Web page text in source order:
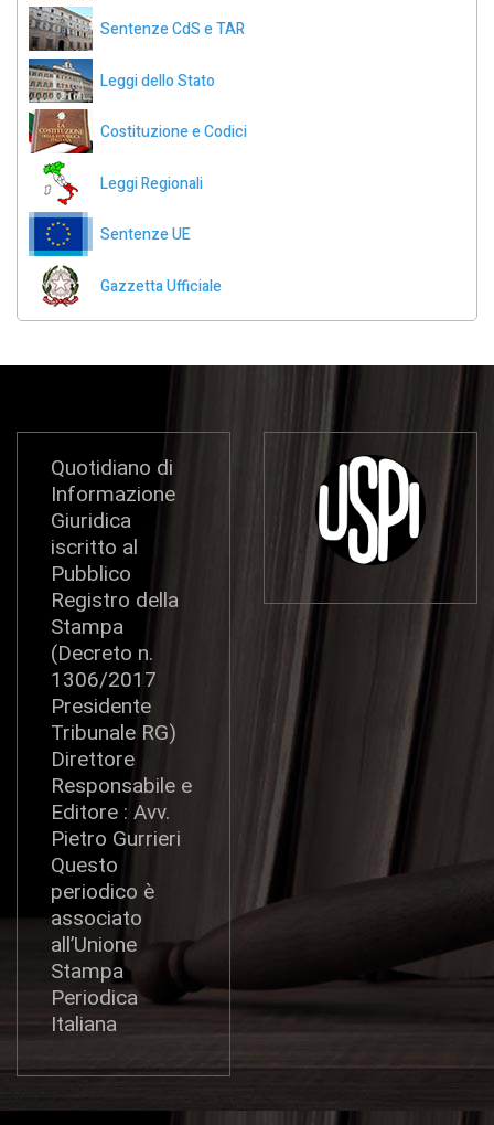
Sentenze CdS e TAR
Leggi dello Stato
Costituzione e Codici
Leggi Regionali
Sentenze UE
Gazzetta Ufficiale
Quotidiano di
Informazione
Giuridica
iscritto al
Pubblico
Registro della
Stampa
(Decreto n.
1306/2017
Presidente
Tribunale RG)
Direttore
Responsabile e
Editore : Avv.
Pietro Gurrieri
Questo
periodico è
associato
all’Unione
Stampa
Periodica
Italiana